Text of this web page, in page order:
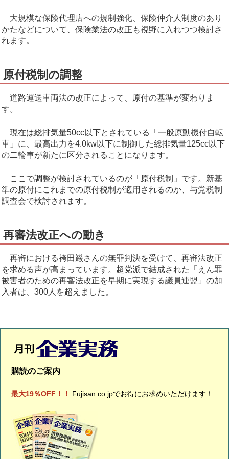
大規模な保険代理店への規制強化、保険仲介人制度のあり
かたなどについて、保険業法の改正も視野に入れつつ検討さ
れます。
原付税制の調整
道路運送車両法の改正によって、原付の基準が変わりま
す。
現在は総排気量50cc以下とされている「一般原動機付自転
車」に、最高出力を4.0kw以下に制御した総排気量125cc以下
の二輪車が新たに区分されることになります。
ここで調整が検討されているのが「原付税制」です。新基
準の原付にこれまでの原付税制が適用されるのか、与党税制
調査会で検討されます。
再審法改正への動き
再審における袴田巌さんの無罪判決を受けて、再審法改正
を求める声が高まっています。超党派で結成された「えん罪
被害者のための再審法改正を早期に実現する議員連盟」の加
入者は、300人を超えました。
購読のご案内
最大19％OFF！！ Fujisan.co.jpでお得にお求めいただけます！